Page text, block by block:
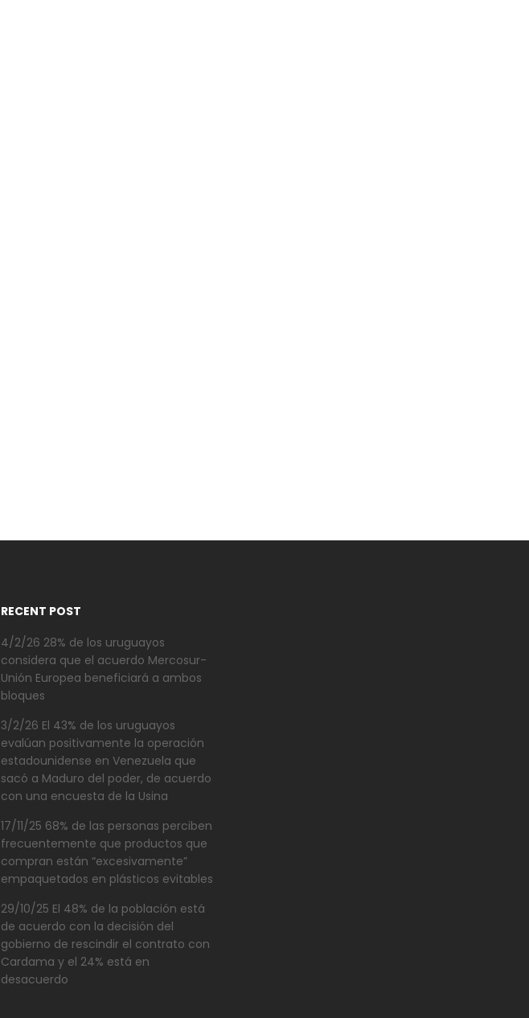
RECENT POST
4/2/26 28% de los uruguayos
considera que el acuerdo Mercosur-
Unión Europea beneficiará a ambos
bloques
3/2/26 El 43% de los uruguayos
evalúan positivamente la operación
estadounidense en Venezuela que
sacó a Maduro del poder, de acuerdo
con una encuesta de la Usina
17/11/25 68% de las personas perciben
frecuentemente que productos que
compran están “excesivamente”
empaquetados en plásticos evitables
29/10/25 El 48% de la población está
de acuerdo con la decisión del
gobierno de rescindir el contrato con
Cardama y el 24% está en
desacuerdo